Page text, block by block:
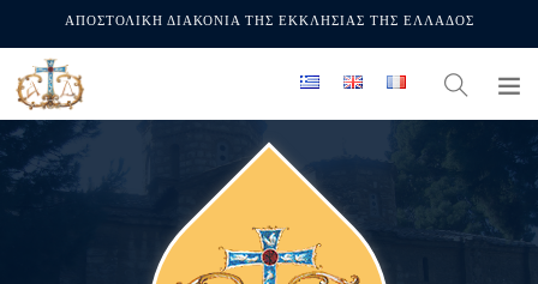
ΑΠΟΣΤΟΛΙΚΗ ΔΙΑΚΟΝΙΑ ΤΗΣ ΕΚΚΛΗΣΙΑΣ ΤΗΣ ΕΛΛΑΔΟΣ